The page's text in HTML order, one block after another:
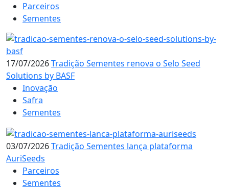
Parceiros
Sementes
17/07/2026Tradição Sementes renova o Selo Seed
Solutions by BASF
Inovação
Safra
Sementes
03/07/2026Tradição Sementes lança plataforma
AuriSeeds
Parceiros
Sementes